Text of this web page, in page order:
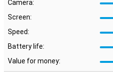
Camera:
Screen:
Speed:
Battery life:
Value for money: